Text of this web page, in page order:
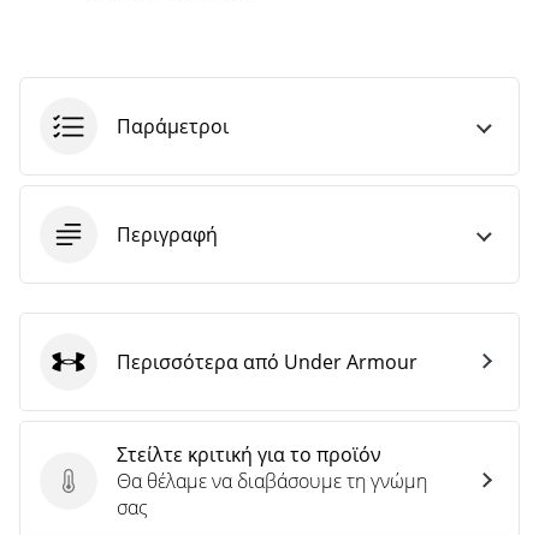
Παράμετροι
Περιγραφή
Στείλτε κριτική για το προϊόν
Στείλτε κριτική για το προϊόν
Θα θέλαμε να διαβάσουμε τη γνώμη
σας
Under Armour
Περισσότερα από Under Armour